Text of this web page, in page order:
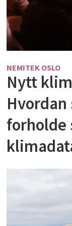
NEMITEK OSLO
Nytt
forholde